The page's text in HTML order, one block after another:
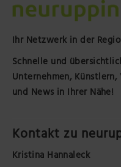
Ihr Netzwerk in der
Schnelle und
Unternehmen,
und News in Ihrer Nähe!
Kontakt zu
Kristina Hannaleck